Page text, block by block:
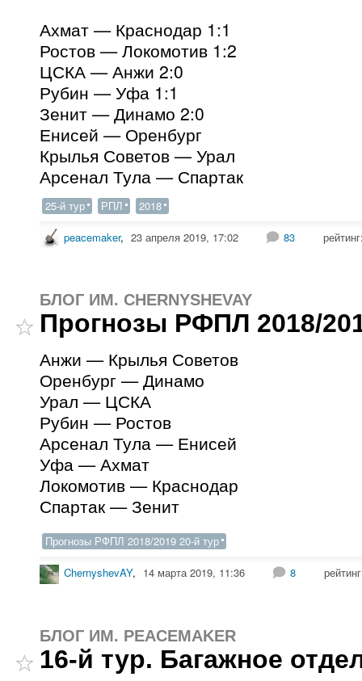
Ахмат — Краснодар 1:1
Ростов — Локомотив 1:2
ЦСКА — Анжи 2:0
Рубин — Уфа 1:1
Зенит — Динамо 2:0
Енисей — Оренбург
Крылья Советов — Урал
Арсенал Тула — Спартак
25-й тур РПЛ 2018
peacemaker, 23 апреля 2019, 17:02 83
БЛОГ ИМ. CHERNYSHEVAY
Прогнозы РФПЛ 2018/
Анжи — Крылья Советов
Оренбург — Динамо
Урал — ЦСКА
Рубин — Ростов
Арсенал Тула — Енисей
Уфа — Ахмат
Локомотив — Краснодар
Спартак — Зенит
Прогнозы РФПЛ 2018/2019 20-й тур
ChernyshevAY, 14 марта 2019, 11:36 8
БЛОГ ИМ. PEACEMAKER
16-й тур. Багажное